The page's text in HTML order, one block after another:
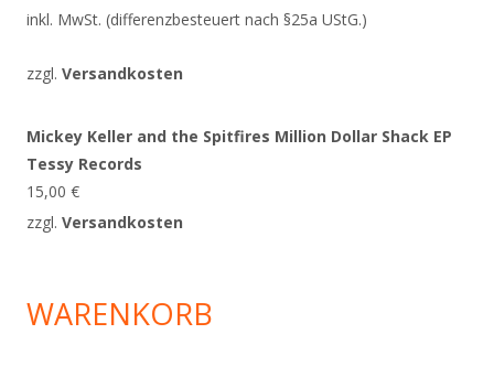
inkl. MwSt. (differenzbesteuert nach §25a UStG.)
zzgl. Versandkosten
Mickey Keller and the Spitfires Million Dollar Shack EP
Tessy Records
15,00 €
zzgl. Versandkosten
WARENKORB